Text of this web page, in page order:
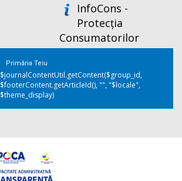
InfoCons -
Protecția
Consumatorilor
Primăria Teiu
$journalContentUtil.getContent($group_id,
$footerContent.getArticleId(), "", "$locale",
$theme_display)